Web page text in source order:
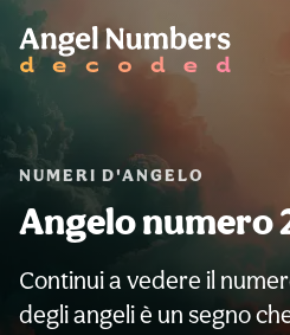
NUMERI D'ANGELO
Angelo numero
Continui a vedere il
degli angeli è un segno
AVVERTIMENTO: